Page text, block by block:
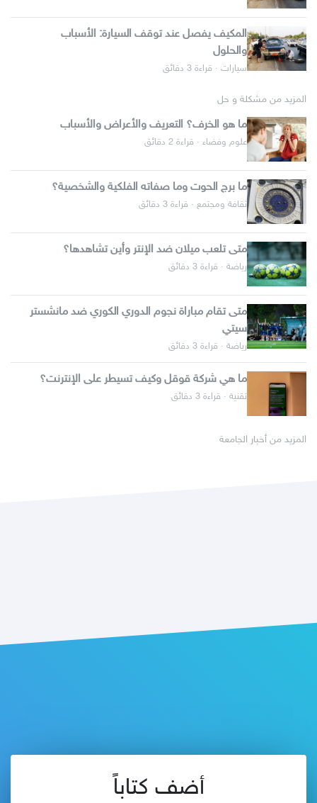
المكيف يفصل عند توقف السيارة: الأسباب
والحلول
سيارات · قراءة 3 دقائق
المزيد من مشكلة و حل
ما هو الخرف؟ التعريف والأعراض والأسباب
علوم وفضاء · قراءة 2 دقائق
ما برج الحوت وما صفاته الفلكية والشخصية؟
ثقافة ومجتمع · قراءة 3 دقائق
متى تلعب ميلان ضد الإنتر وأين تشاهدها؟
رياضة · قراءة 3 دقائق
متى تقام مباراة نجوم الدوري الكوري ضد مانشستر
سيتي
رياضة · قراءة 3 دقائق
ما هي شركة قوقل وكيف تسيطر على الإنترنت؟
تقنية · قراءة 3 دقائق
المزيد من أخبار الجامعة
أضف كتاباً